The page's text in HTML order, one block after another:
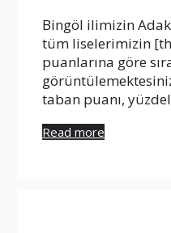
Bingöl ilimizin
tüm liselerimizin
puanlarına göre
taban puanı,
Read more